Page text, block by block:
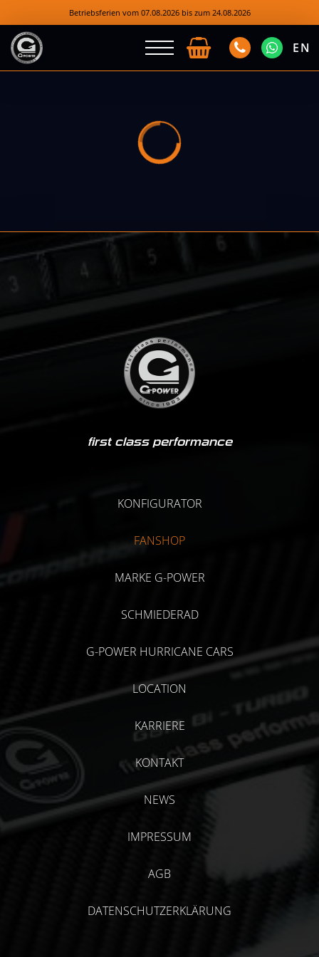
Betriebsferien vom 07.08.2026 bis zum 24.08.2026
EN
first class performance
KONFIGURATOR
FANSHOP
MARKE G-POWER
SCHMIEDERAD
G-POWER HURRICANE CARS
LOCATION
KARRIERE
KONTAKT
NEWS
IMPRESSUM
AGB
DATENSCHUTZERKLÄRUNG